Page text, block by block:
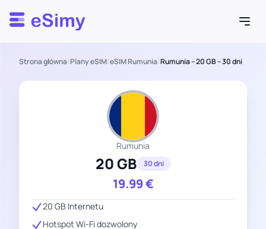
Esimy
Strona główna/Plany eSIM/eSIM Rumunia/Rumunia – 20 GB – 30 dni
Rumunia
20 GB 30 dni
19.99€
20 GB Internetu
Hotspot Wi-Fi dozwolony